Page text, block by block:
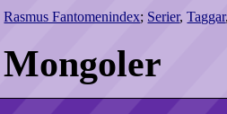
Rasmus Fantomenindex; Serier,Taggar,
Mongoler